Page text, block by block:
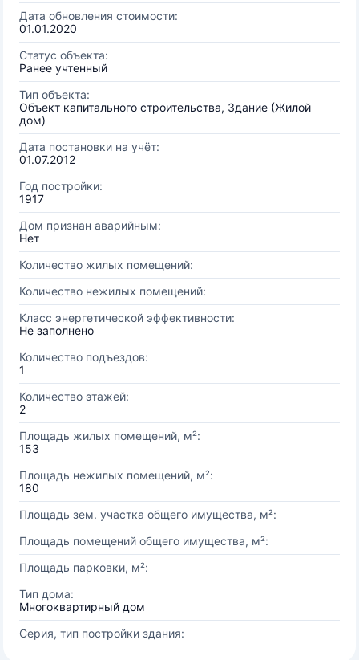
Дата обновления стоимости:
01.01.2020
Статус объекта:
Ранее учтенный
Тип объекта:
Объект капитального строительства, Здание (Жилой
дом)
Дата постановки на учёт:
01.07.2012
Год постройки:
1917
Дом признан аварийным:
Нет
Количество жилых помещений:
Количество нежилых помещений:
Класс энергетической эффективности:
Не заполнено
Количество подъездов:
1
Количество этажей:
2
Площадь жилых помещений, м²:
153
Площадь нежилых помещений, м²:
180
Площадь зем. участка общего имущества, м²:
Площадь помещений общего имущества, м²:
Площадь парковки, м²:
Тип дома:
Многоквартирный дом
Серия, тип постройки здания: